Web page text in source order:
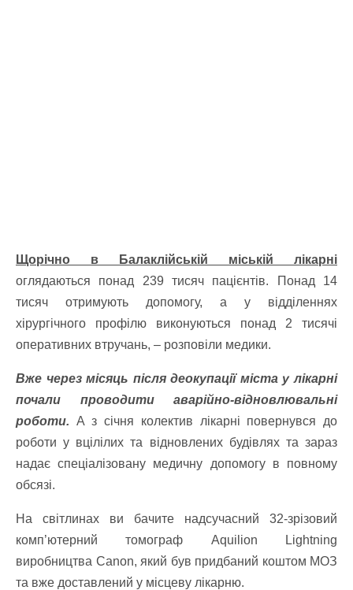
Щорічно в Балаклійській міській лікарні
оглядаються понад 239 тисяч пацієнтів. Понад 14
тисяч отримують допомогу, а у відділеннях
хірургічного профілю виконуються понад 2 тисячі
оперативних втручань, – розповіли медики.
Вже через місяць після деокупації міста у лікарні
почали проводити аварійно-відновлювальні
роботи. А з січня колектив лікарні повернувся до
роботи у вцілілих та відновлених будівлях та зараз
надає спеціалізовану медичну допомогу в повному
обсязі.
На світлинах ви бачите надсучасний 32-зрізовий
комп’ютерний томограф Aquilion Lightning
виробництва Canon, який був придбаний коштом МОЗ
та вже доставлений у місцеву лікарню.